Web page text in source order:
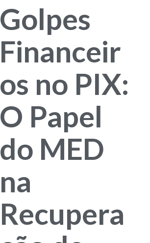
Golpes
Financeir
os no PIX:
O Papel
do MED
na
Recupera